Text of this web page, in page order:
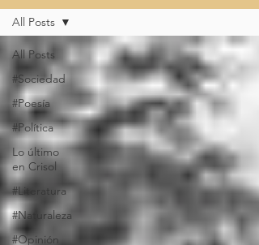
All Posts
#Sociedad
#Poesía
#Política
Lo último
en Crisol
#Literatura
#Naturaleza
#Opinión
All Posts